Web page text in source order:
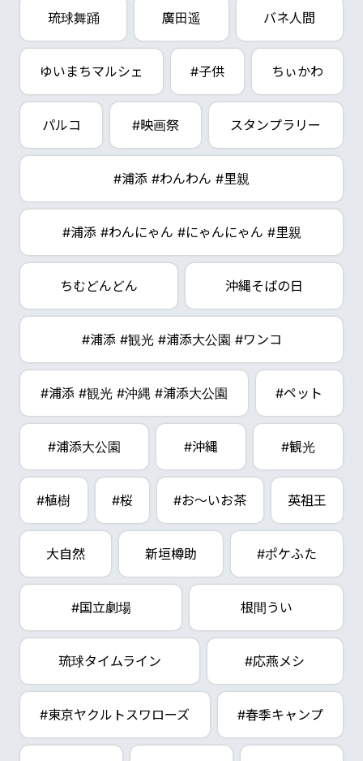
琉球舞踊 廣田遥 バネ人間
ゆいまちマルシェ #子供 ちぃかわ
パルコ #映画祭 スタンプラリー
#浦添 #わんわん #里親
#浦添 #わんにゃん #にゃんにゃん #里親
ちむどんどん 沖縄そばの日
#浦添 #観光 #浦添大公園 #ワンコ
#浦添 #観光 #沖縄 #浦添大公園 #ペット
#浦添大公園 #沖縄 #観光
#植樹 #桜 #お～いお茶 英祖王
大自然 新垣樽助 #ポケふた
#国立劇場 根間うい
琉球タイムライン #応燕メシ
#東京ヤクルトスワローズ #春季キャンプ